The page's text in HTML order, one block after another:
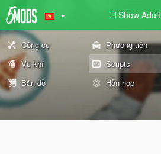
Show Adult
Công cụ Phương tiện
Vũ khí
Scripts
Bản đồ
Hỗn hợp